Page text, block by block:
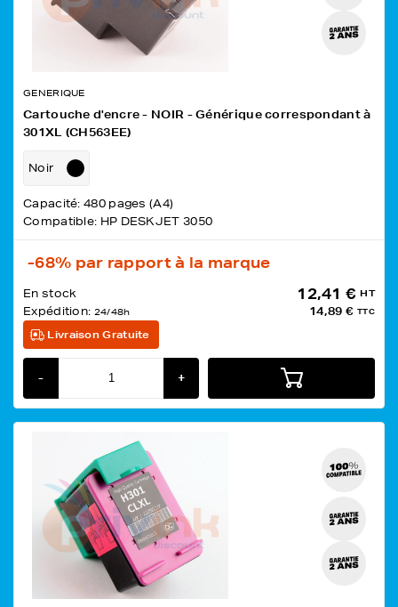
GENERIQUE
Cartouche d'encre - NOIR - Générique correspondant à
301XL (CH563EE)
Noir
Capacité: 480 pages (A4)
Compatible: HP DESKJET 3050
-68% par rapport à la marque
En stock
Expédition: 24/48h
12,41 € HT
14,89 € TTC
Livraison Gratuite
- +